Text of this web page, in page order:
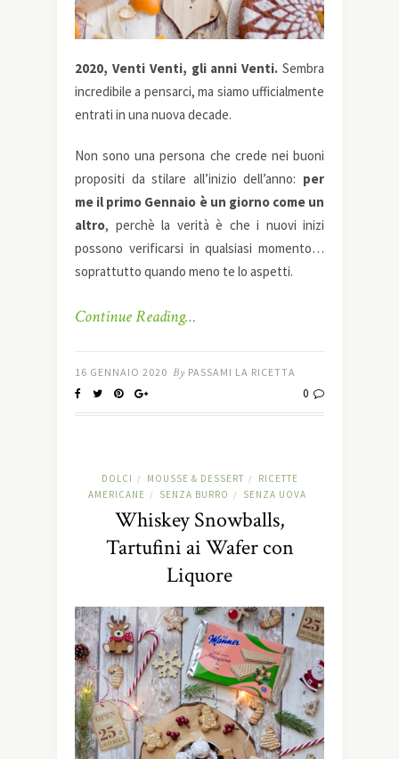
2020, Venti Venti, gli anni Venti. Sembra
incredibile a pensarci, ma siamo ufficialmente
entrati in una nuova decade.
Non sono una persona che crede nei buoni
propositi da stilare all’inizio dell’anno: per
me il primo Gennaio è un giorno come un
altro, perchè la verità è che i nuovi inizi
possono verificarsi in qualsiasi momento…
soprattutto quando meno te lo aspetti.
Continue Reading…
16 GENNAIO 2020 By PASSAMI LA RICETTA
0
DOLCI / MOUSSE & DESSERT /
RICETTE
AMERICANE
/ SENZA BURRO / SENZA UOVA
Whiskey Snowballs,
Tartufini ai Wafer con
Liquore